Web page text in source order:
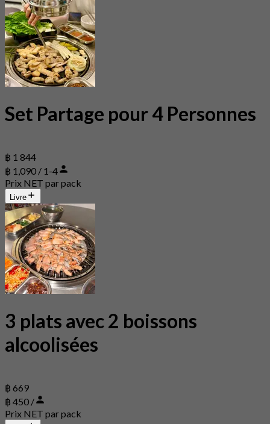
Set Partage pour 4 Personnes
฿ 1 844
฿ 1,090 / 1-4
Prix NET par pack
Livre
3 plats avec 2 boissons
alcoolisées
฿ 669
฿ 450 /
Prix NET par pack